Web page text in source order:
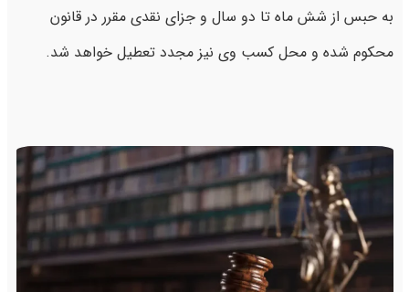
به حبس از شش ماه تا دو سال و جزای نقدی مقرر در قانون
محکوم شده و محل کسب وی نیز مجدد تعطیل خواهد شد.